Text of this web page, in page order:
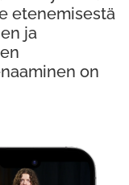
etenemisestä
ja
on